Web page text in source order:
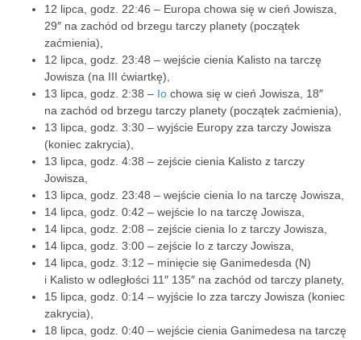
12 lipca, godz. 22:46 – Europa chowa się w cień Jowisza,
29″ na zachód od brzegu tarczy planety (początek
zaćmienia),
12 lipca, godz. 23:48 – wejście cienia Kalisto na tarczę
Jowisza (na III ćwiartkę),
13 lipca, godz. 2:38 – Io chowa się w cień Jowisza, 18″
na zachód od brzegu tarczy planety (początek zaćmienia),
13 lipca, godz. 3:30 – wyjście Europy zza tarczy Jowisza
(koniec zakrycia),
13 lipca, godz. 4:38 – zejście cienia Kalisto z tarczy
Jowisza,
13 lipca, godz. 23:48 – wejście cienia Io na tarczę Jowisza,
14 lipca, godz. 0:42 – wejście Io na tarczę Jowisza,
14 lipca, godz. 2:08 – zejście cienia Io z tarczy Jowisza,
14 lipca, godz. 3:00 – zejście Io z tarczy Jowisza,
14 lipca, godz. 3:12 – minięcie się Ganimedesda (N)
i Kalisto w odległości 11″ 135″ na zachód od tarczy planety,
15 lipca, godz. 0:14 – wyjście Io zza tarczy Jowisza (koniec
zakrycia),
18 lipca, godz. 0:40 – wejście cienia Ganimedesa na tarczę